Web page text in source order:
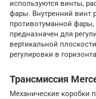
используются винты,
фары. Внутренний винт
противотуманной
предназначен для
вертикальной
регулировки в
Трансмиссия
Механические коробки